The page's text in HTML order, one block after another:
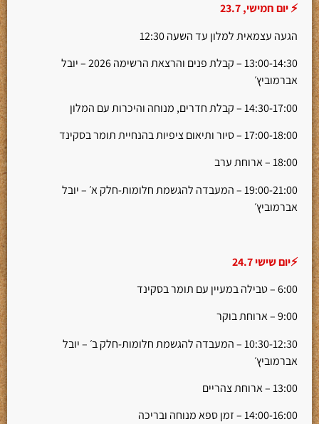
⚡ יום חמישי, 23.7
הגעה עצמאית למלון עד השעה 12:30
13:00-14:30 – קבלת פנים והרצאת הרשימה 2026 – יובל
אברמוביץ׳
14:30-17:00 – קבלת חדרים, מנוחה והיכרות עם המלון
17:00-18:00 – סיור ותיאום ציפיות בהנחיית תומר בסקינד
18:00 – ארוחת ערב
19:00-21:00 – המעבדה להגשמת חלומות-חלק א׳ – יובל
אברמוביץ׳
⚡יום שישי 24.7
6:00 – טבילה במעיין עם תומר בסקינד
9:00 – ארוחת בוקר
10:30-12:30 – המעבדה להגשמת חלומות-חלק ב׳ – יובל
אברמוביץ׳
13:00 – ארוחת צהריים
14:00-16:00 – זמן ספא מנוחה ובריכה